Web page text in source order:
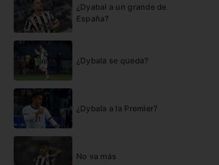
¿Dyabal a un grande de
España?
¿Dybala se queda?
¿Dybala a la Premier?
No va más